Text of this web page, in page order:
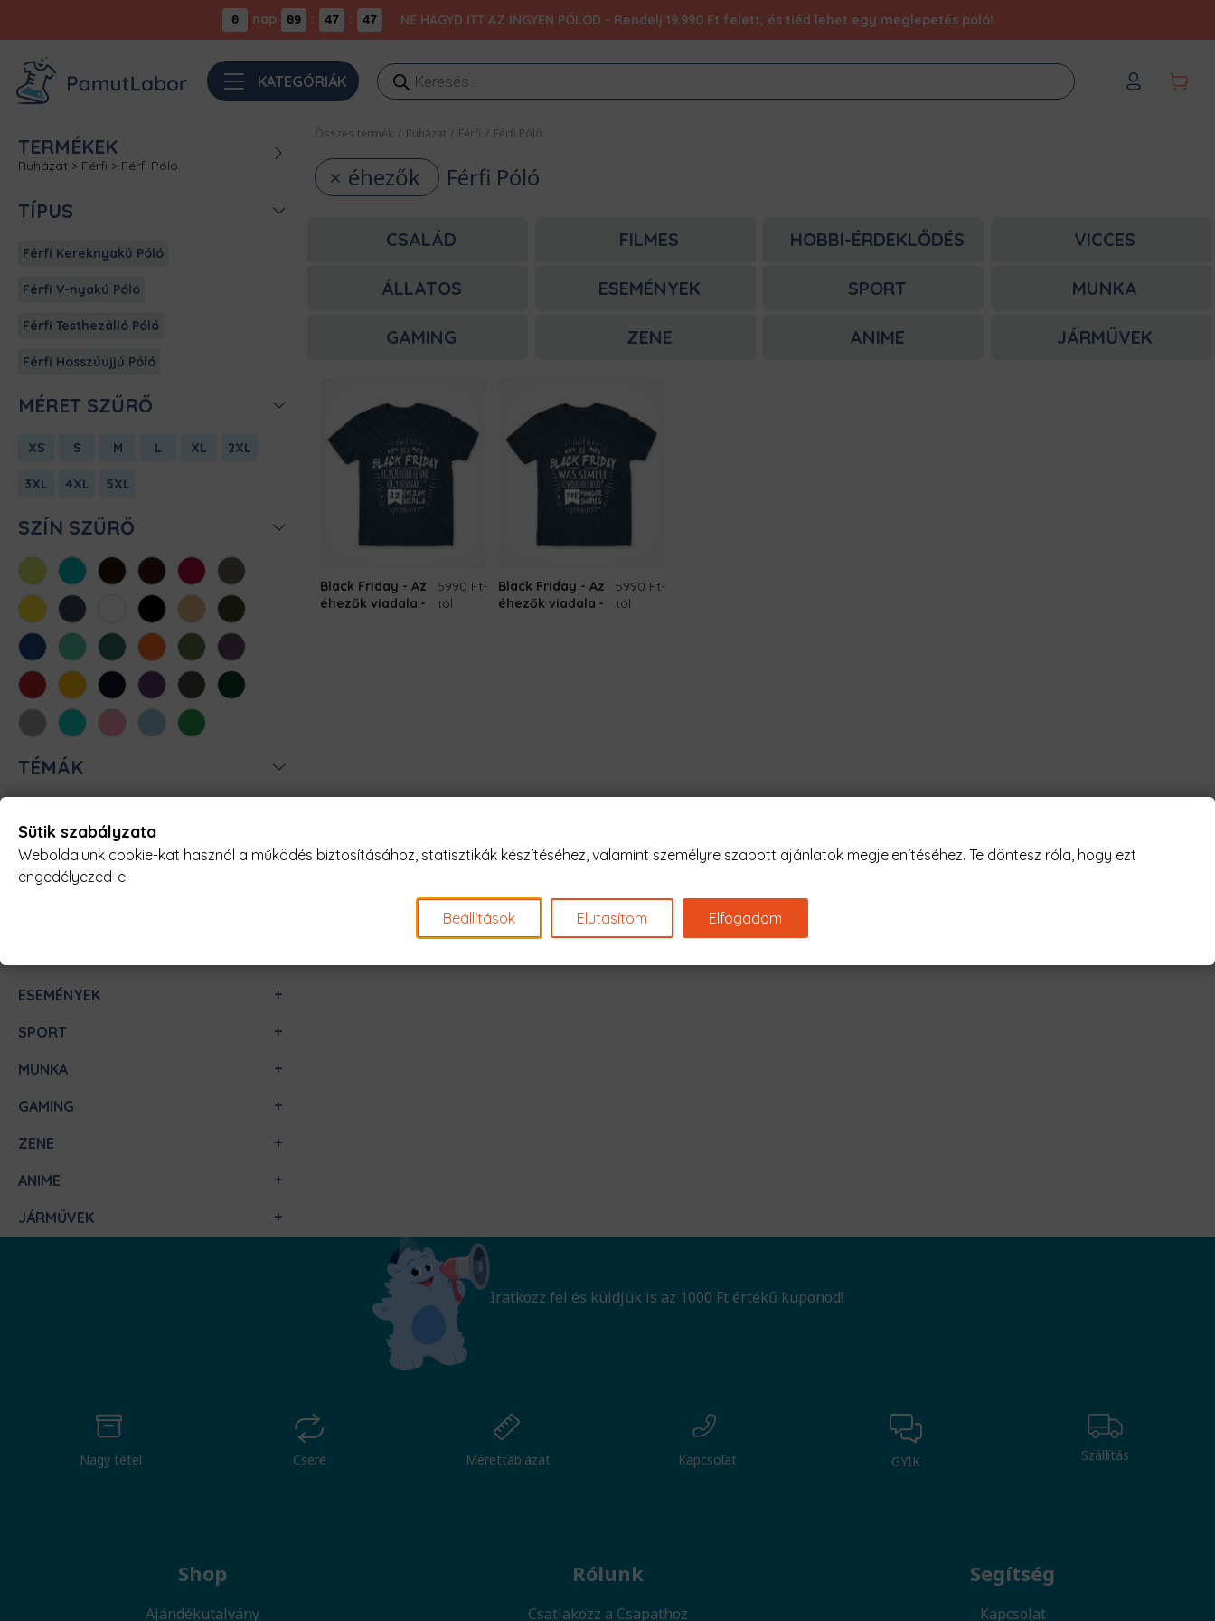
0 nap 09 : 47 : 47 NE HAGYD ITT AZ INGYEN PÓLÓD - Rendelj 19.990 Ft felett, és tiéd lehet egy meglepetés póló!
KATEGÓRIÁK
Products
search
TERMÉKEK
Ruházat > Férfi > Férfi Póló
TÍPUS
Férfi Kereknyakú Póló
Férfi V-nyakú Póló
Férfi Testhezálló Póló
Férfi Hosszúujjú Póló
MÉRET SZŰRŐ
XS S M L XL 2XL
3XL 4XL 5XL
SZÍN SZŰRŐ
AlmazöldAtollkékBarnaBordóChili Cink
Citromsárga
Denim FeketeHomokKhaki
KirálykékMentaMéregzöld
NarancsOliva Padlizsán
Piros SárgaSötétkékSötétlilaSötétszürke
Sötétzöld
Sportszürke
Türkiz
Világos
rózsaszín
Világoskék
Zöld
TÉMÁK
FILMES
HOBBI-ÉRDEKLŐDÉS
ESEMÉNYEK
SPORT
MUNKA
GAMING
ZENE
ANIME
JÁRMŰVEK
Összes termék / Ruházat / Férfi / Férfi Póló
éhezők Férfi Póló
CSALÁD FILMES HOBBI-ÉRDEKLŐDÉS VICCES
ÁLLATOS ESEMÉNYEK SPORT MUNKA
GAMING ZENE ANIME JÁRMŰVEK
Black Friday - Az
éhezők viadala
5990 Ft-
tól
Black Friday - Az
éhezők viadala
5990 Ft-
tól
Iratkozz fel és küldjük is az 1000 Ft értékű kuponod!
Nagy tétel Csere Mérettáblázat Kapcsolat GYIK Szállítás
Shop
Ajándékutalvány
Rólunk
Csatlakozz a Csapathoz
Segítség
Kapcsolat
Sütik szabályzata
Weboldalunk cookie-kat használ a működés biztosításához, statisztikák készítéséhez, valamint személyre szabott ajánlatok megjelenítéséhez. Te döntesz róla, hogy ezt
engedélyezed-e.
Beállítások Elutasítom Elfogadom